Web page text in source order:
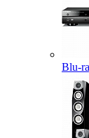
Blu-